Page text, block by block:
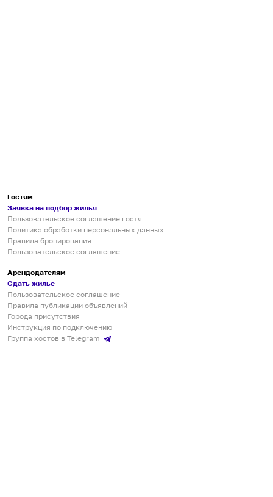
Гостям
Заявка на подбор жилья
Пользовательское соглашение гостя
Политика обработки персональных данных
Правила бронирования
Пользовательское соглашение
Арендодателям
Сдать жилье
Пользовательское соглашение
Правила публикации объявлений
Города присутствия
Инструкция по подключению
Группа хостов в Telegram